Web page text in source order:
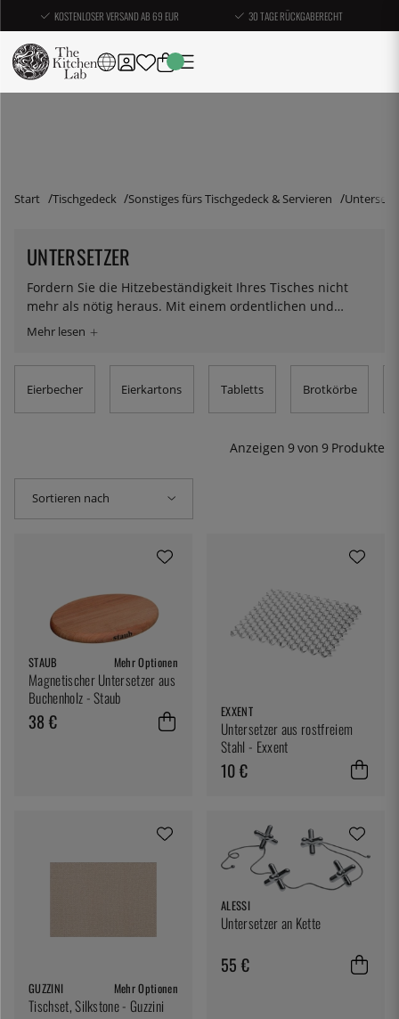
KOSTENLOSER VERSAND AB 69 EUR 30 TAGE RÜCKGABERECHT
Start Tischgedeck Sonstiges fürs Tischgedeck & Servieren
UNTERSETZER
Fordern Sie die Hitzebeständigkeit Ihres Tisches nicht
mehr als nötig heraus. Mit einem ordentlichen und
praktischen Untersetzer halten Sie z.B. heißes Gusseisen
finden Sie Untersetzer aus Holz, Metall, Marmor und
Silikon.
Eierbecher Eierkartons Tabletts Brotkörbe
Anzeigen 9von 9 Produkte
Sortieren nach
STAUB Mehr Optionen
Magnetischer Untersetzer aus
Buchenholz - Staub
38 € EXXENT
Untersetzer aus rostfreiem
Stahl - Exxent
10 €
GUZZINI Mehr Optionen
Tischset, Silkstone - Guzzini
ALESSI
Untersetzer an Kette
55 €